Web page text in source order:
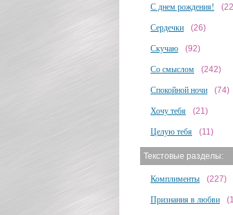
С днем рождения!
Сердечки (26)
Скучаю (92)
Со смыслом (242)
Спокойной ночи (74)
Хочу тебя (21)
Целую тебя (11)
Текстовые разделы:
Комплименты (227)
Признания в любви